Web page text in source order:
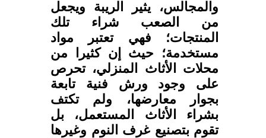
والمجالس، يثير الريبة ويجعل
من الصعب شراء تلك
المنتجات؛ فهي تعتبر مواد
مستخدمة؛ حيث إن كثيرا من
محلات الأثاث المنزلي، تحرص
على وجود ورش فنية تابعة
بجوار معارضها، ولم تكتف
بشراء الأثاث المستعمل، بل
تقوم بتصنيع غرف النوم وغيرها